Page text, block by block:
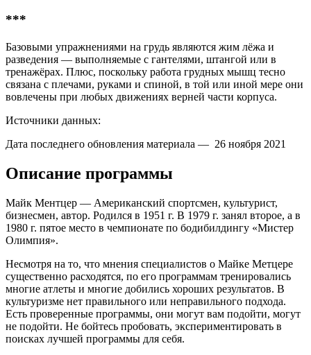
***
Базовыми упражнениями на грудь являются жим лёжа и
разведения — выполняемые с гантелями, штангой или в
тренажёрах. Плюс, поскольку работа грудных мышц тесно
связана с плечами, руками и спиной, в той или иной мере они
вовлечены при любых движениях верней части корпуса.
Источники данных:
Дата последнего обновления материала — 26 ноября 2021
Описание программы
Майк Ментцер — Американский спортсмен, культурист,
бизнесмен, автор. Родился в 1951 г. В 1979 г. занял второе, а в
1980 г. пятое место в чемпионате по бодибилдингу «Мистер
Олимпия».
Несмотря на то, что мнения специалистов о Майке Метцере
существенно расходятся, по его программам тренировались
многие атлеты и многие добились хороших результатов. В
культуризме нет правильного или неправильного подхода.
Есть проверенные программы, они могут вам подойти, могут
не подойти. Не бойтесь пробовать, экспериментировать в
поисках лучшей программы для себя.